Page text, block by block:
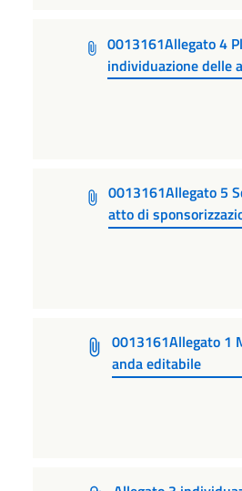
0013161Allegato 4
individuazione delle
0013161Allegato 5
atto di
0013161Allegato 1
anda editabile